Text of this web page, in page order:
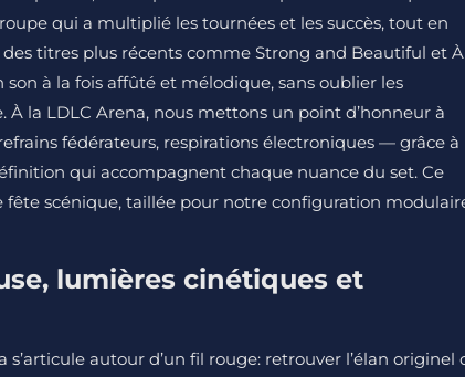
qui a multiplié les tournées et les succès, tout en
titres plus récents comme Strong and Beautiful et À
à la fois affûté et mélodique, sans oublier les
la LDLC Arena, nous mettons un point d’honneur à
fédérateurs, respirations électroniques — grâce à
qui accompagnent chaque nuance du set. Ce
fête scénique, taillée pour notre configuration
lumières cinétiques et
autour d’un fil rouge: retrouver l’élan originel